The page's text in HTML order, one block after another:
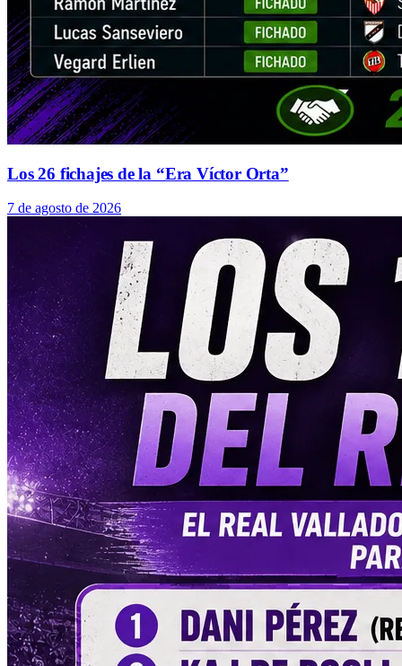
Los 26 fichajes de la “Era Víctor Orta”
7 de agosto de 2026